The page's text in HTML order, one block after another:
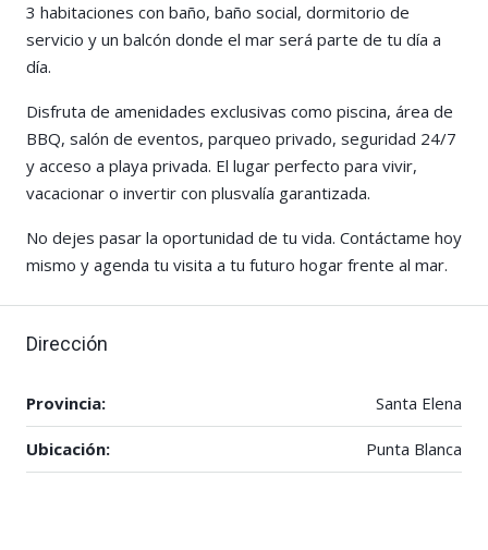
3 habitaciones con baño, baño social, dormitorio de
servicio y un balcón donde el mar será parte de tu día a
día.
Disfruta de amenidades exclusivas como piscina, área de
BBQ, salón de eventos, parqueo privado, seguridad 24/7
y acceso a playa privada. El lugar perfecto para vivir,
vacacionar o invertir con plusvalía garantizada.
No dejes pasar la oportunidad de tu vida. Contáctame hoy
mismo y agenda tu visita a tu futuro hogar frente al mar.
Dirección
Provincia: Santa Elena
Ubicación: Punta Blanca